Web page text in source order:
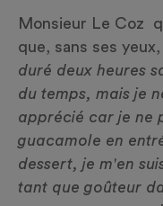
Monsieur Le Coz
que, sans ses
duré deux heures
du temps, mais je
apprécié car je ne
guacamole en
dessert, je m'en
tant que goûteur